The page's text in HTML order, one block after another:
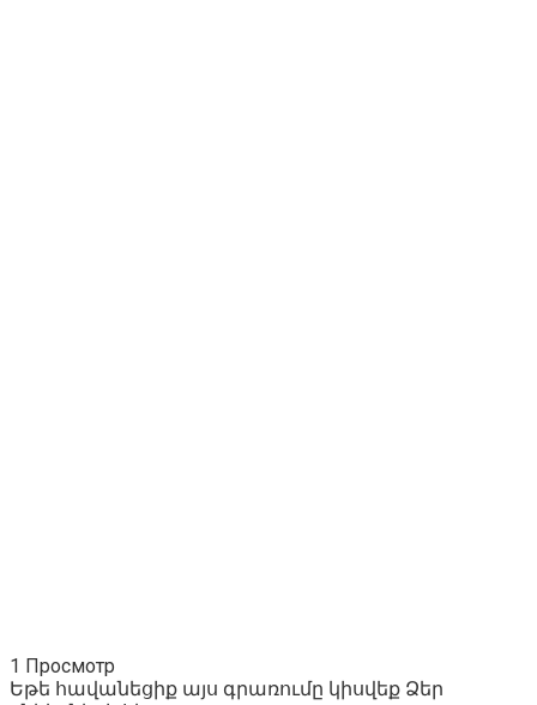
1 Просмотр
Եթե հավանեցիք այս գրառումը կիսվեք Ձեր